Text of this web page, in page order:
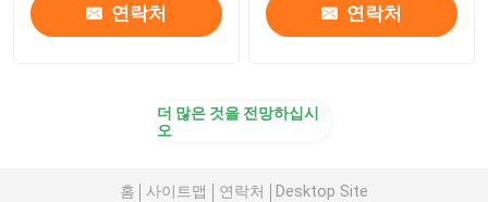
연락처 연락처
더 많은 것을 전망하십시
오
홈 사이트맵 연락처 Desktop Site